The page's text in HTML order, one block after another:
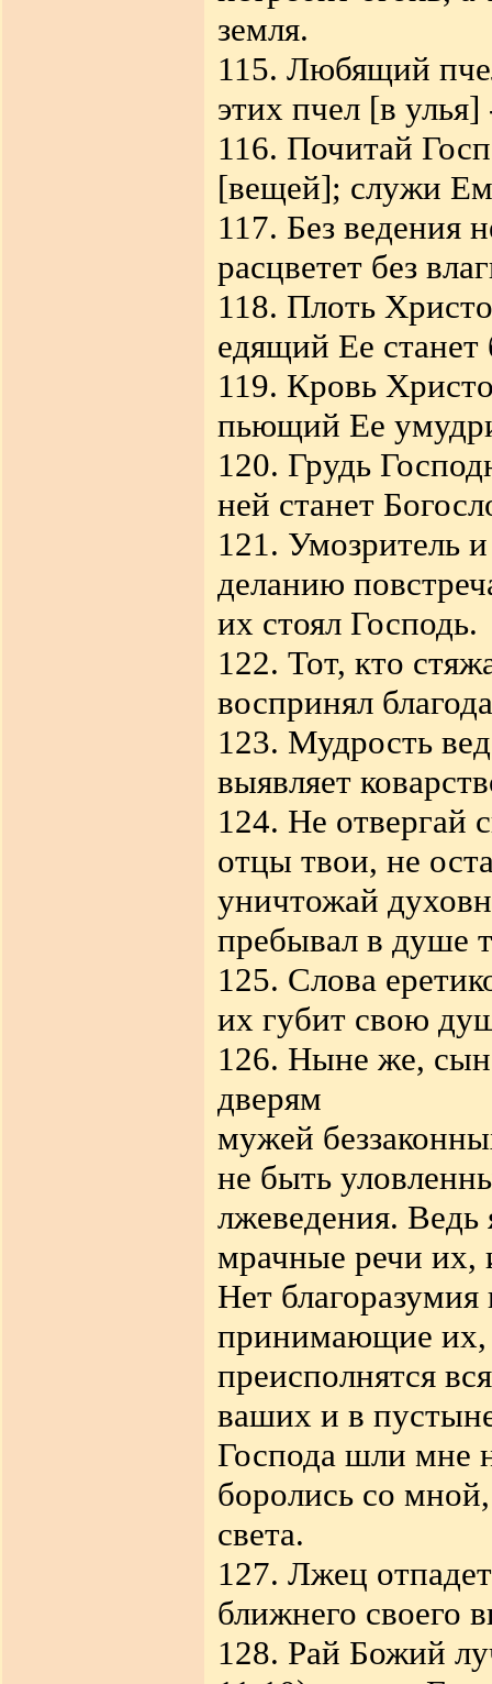
земля.
115. Любящий
этих пчел [в
116. Почитай
[вещей]; служи
117. Без ведения
расцветет без
118. Плоть
едящий Ее станет
119. Кровь
пьющий Ее
120. Грудь
ней станет
121. Умозритель
деланию
их стоял Господь.
122. Тот, кто
воспринял
123. Мудрость
выявляет
124. Не отвергай
отцы твои, не
уничтожай
пребывал в душе
125. Слова
их губит свою
126. Ныне же,
дверям
мужей
не быть
лжеведения. Ведь
мрачные речи
Нет
принимающие их,
преисполнятся
ваших и в
Господа шли мне
боролись со
света.
127. Лжец
ближнего своего
128. Рай Божий